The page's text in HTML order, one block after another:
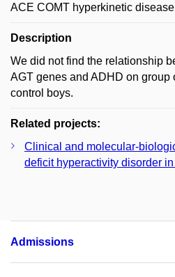
ACE COMT hyperkinetic
Description
We did not find the relationship
AGT genes and ADHD on group
control boys.
Related projects:
Clinical and molecular-
deficit hyperactivity disorder
Admissions